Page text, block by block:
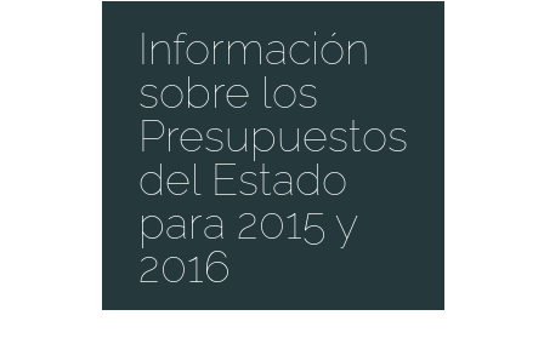
Información
sobre los
Presupuestos
del Estado
para 2015 y
2016